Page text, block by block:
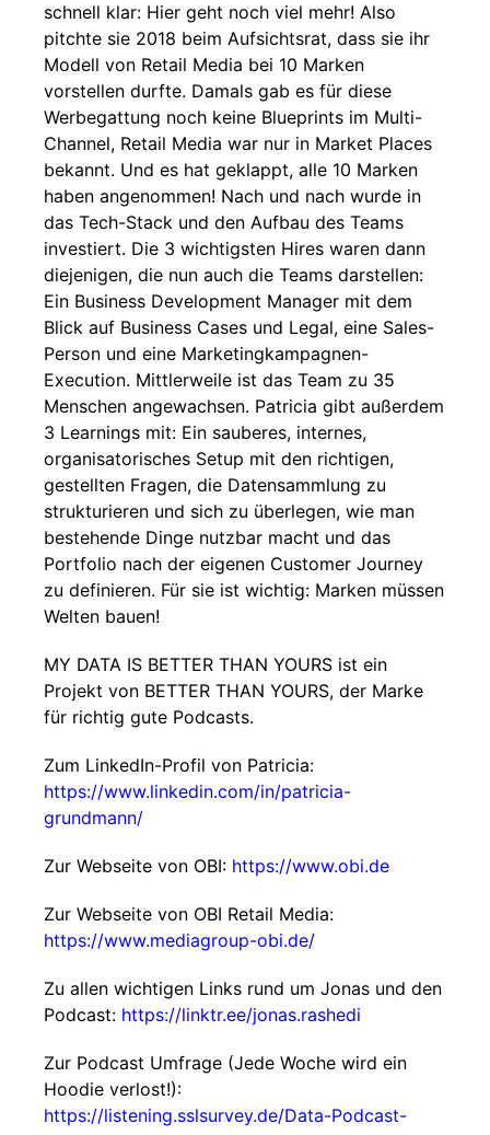
schnell klar: Hier geht noch viel mehr! Also
pitchte sie 2018 beim Aufsichtsrat, dass sie ihr
Modell von Retail Media bei 10 Marken
vorstellen durfte. Damals gab es für diese
Werbegattung noch keine Blueprints im Multi-
Channel, Retail Media war nur in Market Places
bekannt. Und es hat geklappt, alle 10 Marken
haben angenommen! Nach und nach wurde in
das Tech-Stack und den Aufbau des Teams
investiert. Die 3 wichtigsten Hires waren dann
diejenigen, die nun auch die Teams darstellen:
Ein Business Development Manager mit dem
Blick auf Business Cases und Legal, eine Sales-
Person und eine Marketingkampagnen-
Execution. Mittlerweile ist das Team zu 35
Menschen angewachsen. Patricia gibt außerdem
3 Learnings mit: Ein sauberes, internes,
organisatorisches Setup mit den richtigen,
gestellten Fragen, die Datensammlung zu
strukturieren und sich zu überlegen, wie man
bestehende Dinge nutzbar macht und das
Portfolio nach der eigenen Customer Journey
zu definieren. Für sie ist wichtig: Marken müssen
Welten bauen!
MY DATA IS BETTER THAN YOURS ist ein
Projekt von BETTER THAN YOURS, der Marke
für richtig gute Podcasts.
Zum LinkedIn-Profil von Patricia:
https://www.linkedin.com/in/patricia-
grundmann/
Zur Webseite von OBI: https://www.obi.de
Zur Webseite von OBI Retail Media:
https://www.mediagroup-obi.de/
Zu allen wichtigen Links rund um Jonas und den
Podcast: https://linktr.ee/jonas.rashedi
Zur Podcast Umfrage (Jede Woche wird ein
Hoodie verlost!):
https://listening.sslsurvey.de/Data-Podcast-